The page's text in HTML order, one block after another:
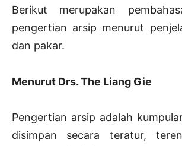
Berikut merupakan
pengertian arsip menurut
dan pakar.
Menurut Drs. The Liang Gie
Pengertian arsip adalah
disimpan secara teratur,